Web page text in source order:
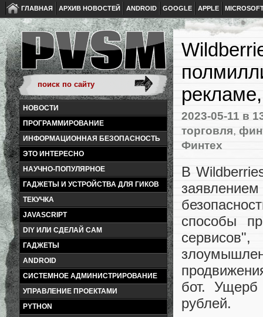
ГЛАВНАЯ АРХИВ НОВОСТЕЙ ANDROID GOOGLE APPLE
НОВОСТИ
ПРОГРАММИРОВАНИЕ
ИНФОРМАЦИОННАЯ БЕЗОПАСНОСТЬ
ЭТО ИНТЕРЕСНО
НАУЧНО-ПОПУЛЯРНОЕ
ГАДЖЕТЫ И УСТРОЙСТВА ДЛЯ ГИКОВ
ТЕКУЧКА
JAVASCRIPT
DIY ИЛИ СДЕЛАЙ САМ
ГАДЖЕТЫ
ANDROID
СИСТЕМНОЕ АДМИНИСТРИРОВАНИЕ
УПРАВЛЕНИЕ ПРОЕКТАМИ
PYTHON
2023-05-11 в
торговля,
Финтех
В
способы
бот.
рублей.